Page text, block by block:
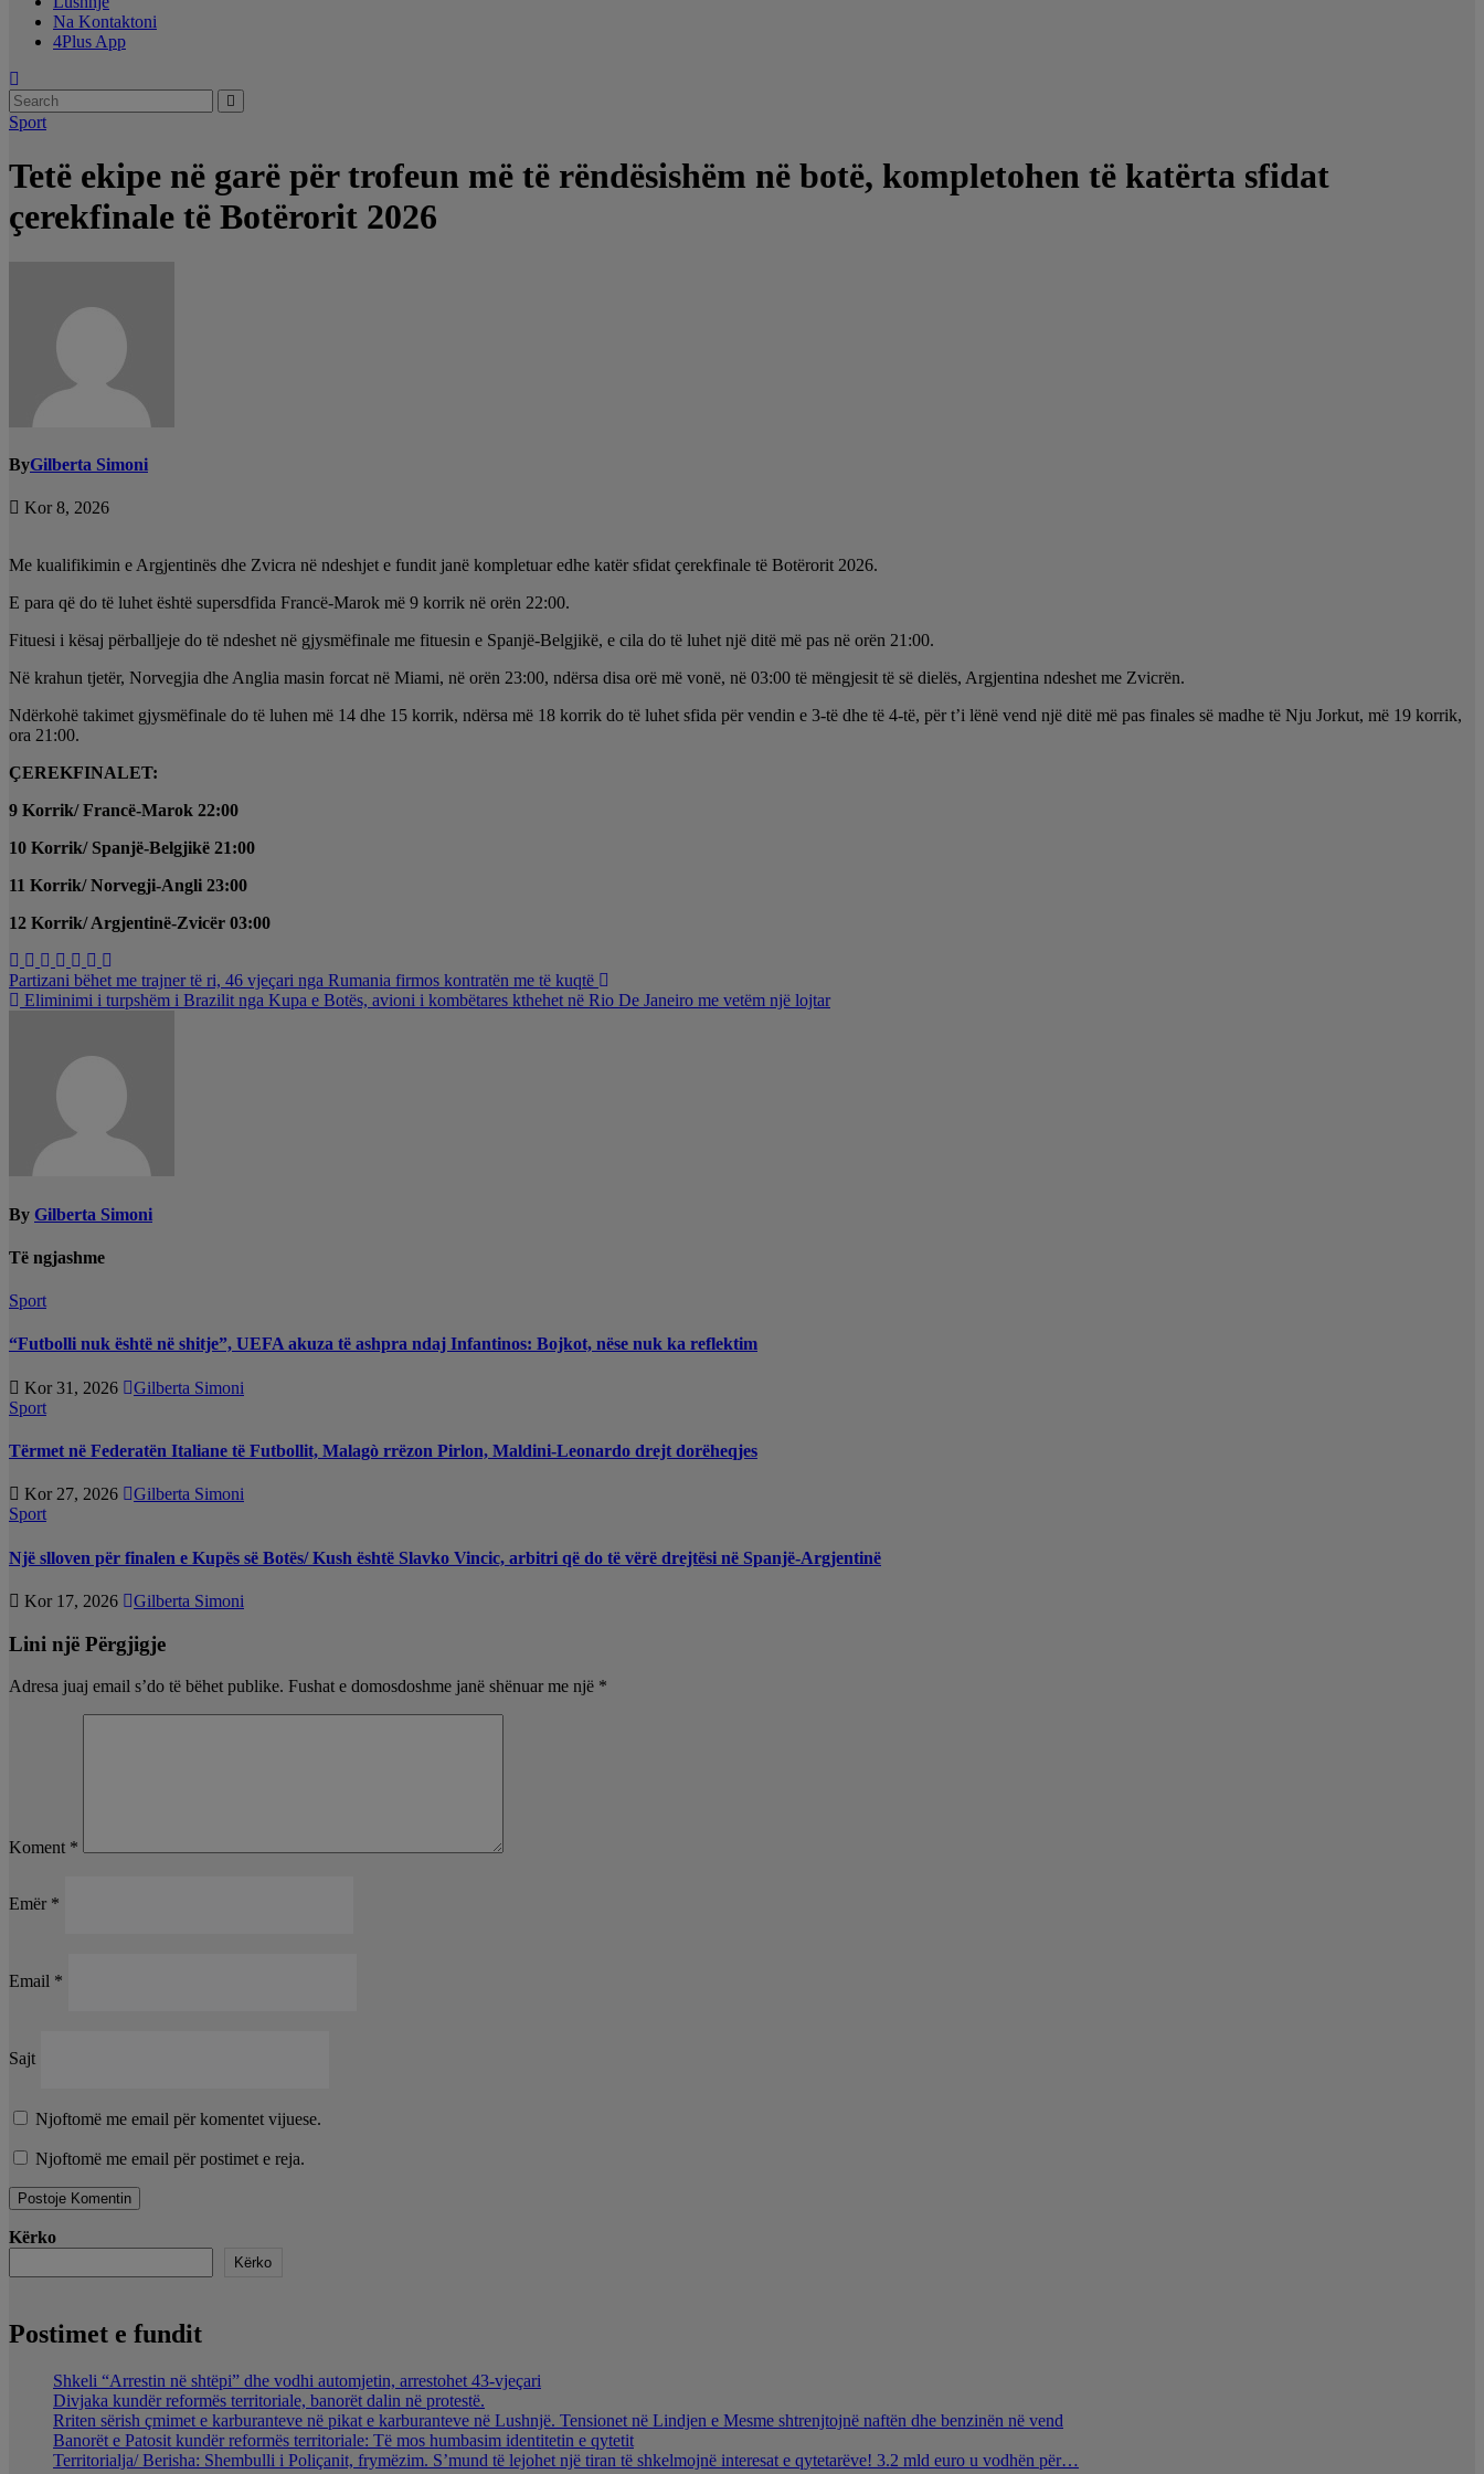
Na Kontaktoni
4Plus App
Sport
Tetë ekipe në garë për trofeun më të rëndësishëm në botë, kompletohen të katërta sfidat
çerekfinale të Botërorit 2026
ByGilberta Simoni
Kor 8, 2026
Me kualifikimin e Argjentinës dhe Zvicra në ndeshjet e fundit janë kompletuar edhe katër sfidat çerekfinale të Botërorit 2026.
E para që do të luhet është supersdfida Francë-Marok më 9 korrik në orën 22:00.
Fituesi i kësaj përballjeje do të ndeshet në gjysmëfinale me fituesin e Spanjë-Belgjikë, e cila do të luhet një ditë më pas në orën 21:00.
Në krahun tjetër, Norvegjia dhe Anglia masin forcat në Miami, në orën 23:00, ndërsa disa orë më vonë, në 03:00 të mëngjesit të së dielës, Argjentina ndeshet me Zvicrën.
Ndërkohë takimet gjysmëfinale do të luhen më 14 dhe 15 korrik, ndërsa më 18 korrik do të luhet sfida për vendin e 3-të dhe të 4-të, për t’i lënë vend një ditë më pas finales së madhe të Nju Jorkut, më 19 korrik,
ora 21:00.
ÇEREKFINALET:
9 Korrik/ Francë-Marok 22:00
10 Korrik/ Spanjë-Belgjikë 21:00
11 Korrik/ Norvegji-Angli 23:00
12 Korrik/ Argjentinë-Zvicër 03:00
Lëvizje
te
Partizani bëhet me trajner të ri, 46 vjeçari nga Rumania firmos kontratën me të kuqtë
Eliminimi i turpshëm i Brazilit nga Kupa e Botës, avioni i kombëtares kthehet në Rio De Janeiro me vetëm një lojtar
By Gilberta Simoni
Të ngjashme
Sport
“Futbolli nuk është në shitje”, UEFA akuza të ashpra ndaj Infantinos: Bojkot, nëse nuk ka reflektim
Kor 31, 2026
Gilberta Simoni
Sport
Tërmet në Federatën Italiane të Futbollit, Malagò rrëzon Pirlon, Maldini-Leonardo drejt dorëheqjes
Kor 27, 2026
Gilberta Simoni
Sport
Një slloven për finalen e Kupës së Botës/ Kush është Slavko Vincic, arbitri që do të vërë drejtësi në Spanjë-Argjentinë
Kor 17, 2026 Gilberta Simoni
Lini një Përgjigje
Adresa juaj email s’do të bëhet publike. Fushat e domosdoshme janë shënuar me një *
Koment *
Emër *
Email *
Sajt
Njoftomë me email për komentet vijuese.
Njoftomë me email për postimet e reja.
Kërko
Kërko
Postimet e fundit
Shkeli “Arrestin në shtëpi” dhe vodhi automjetin, arrestohet 43-vjeçari
Divjaka kundër reformës territoriale, banorët dalin në protestë.
Rriten sërish çmimet e karburanteve në pikat e karburanteve në Lushnjë. Tensionet në Lindjen e Mesme shtrenjtojnë naftën dhe benzinën në vend
Banorët e Patosit kundër reformës territoriale: Të mos humbasim identitetin e qytetit
Territorialja/ Berisha: Shembulli i Poliçanit, frymëzim. S’mund të lejohet një tiran të shkelmojnë interesat e qytetarëve! 3.2 mld euro u vodhën për…